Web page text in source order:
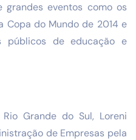
grandes eventos como os
Copa do Mundo de 2014 e
públicos de educação e
Grande do Sul, Loreni
de Empresas pela